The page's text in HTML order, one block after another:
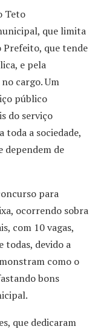
Teto
que limita
Prefeito, que tende
e pela
cargo. Um
público
do serviço
a sociedade,
dependem de
para
ocorrendo sobra
com 10 vagas,
todas, devido a
como o
bons
que dedicaram